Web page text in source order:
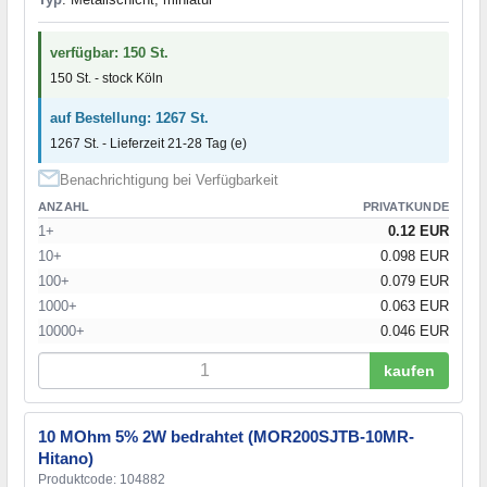
verfügbar: 150 St.
150 St. - stock Köln
auf Bestellung: 1267 St.
1267 St. - Lieferzeit 21-28 Tag (e)
Benachrichtigung bei Verfügbarkeit
ANZAHL PRIVATKUNDE
1+
0.12 EUR
10+
0.098 EUR
100+
0.079 EUR
1000+
0.063 EUR
10000+
0.046 EUR
kaufen
10 MOhm 5% 2W bedrahtet (MOR200SJTB-10MR-
Hitano)
Produktcode: 104882